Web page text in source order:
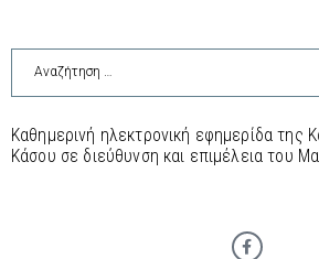
Καθημερινή ηλεκτρονική εφημερίδα της
Κάσου σε διεύθυνση και επιμέλεια του